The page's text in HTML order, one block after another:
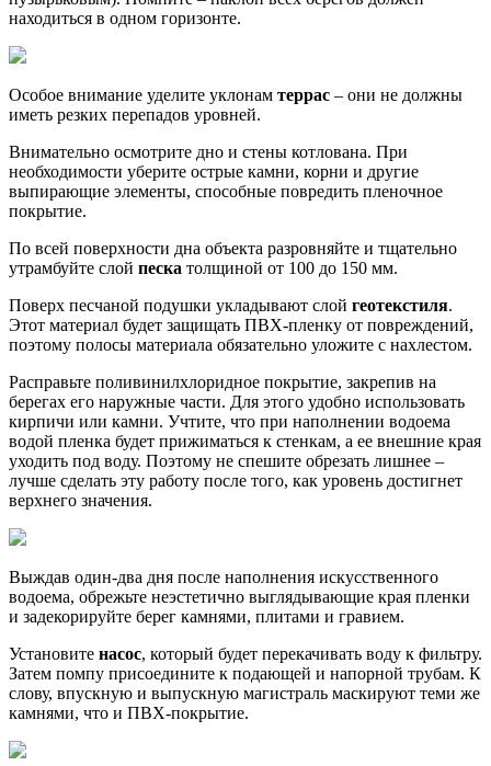
Особое внимание уделите уклонам
Внимательно осмотрите дно и стены котлована. При
необходимости уберите острые камни, корни и другие
выпирающие элементы, способные повредить пленочное
покрытие.
По всей поверхности дна объекта разровняйте и тщательно
утрамбуйте слой
Поверх песчаной подушки укладывают слойгеотекстиля
Этот материал будет защищать ПВХ-пленку от повреждений,
поэтому полосы материала обязательно уложите с нахлестом.
Расправьте поливинилхлоридное покрытие, закрепив на
берегах его наружные части. Для этого удобно использовать
кирпичи или камни. Учтите, что при наполнении водоема
водой пленка будет прижиматься к стенкам, а ее внешние края
уходить под воду. Поэтому не спешите обрезать лишнее –
лучше сделать эту работу после того, как уровень достигнет
верхнего значения.
Выждав один-два дня после наполнения искусственного
и задекорируйте берег камнями, плитами и гравием.
Установитенасос, который будет перекачивать воду к фильтру.
Затем помпу присоедините к подающей и напорной трубам. К
слову, впускную и выпускную магистраль маскируют теми же
камнями, что и ПВХ-покрытие.
В заранее подготовленном месте на берегу смонтируйте